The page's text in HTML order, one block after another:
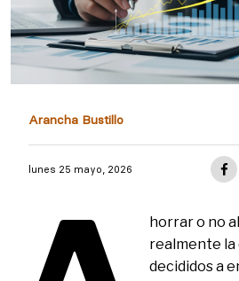
Arancha Bustillo
lunes 25 mayo, 2026
horrar o no
realmente la
decididos a